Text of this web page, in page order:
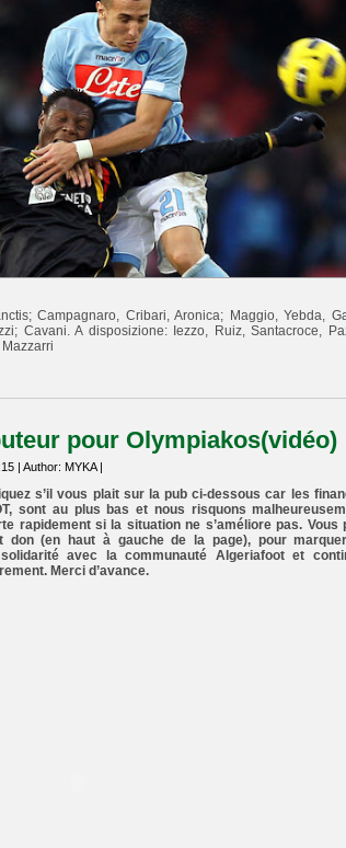
Campagnaro, Cribari, Aronica; Maggio, Yebda,
Cavani. A disposizione: Iezzo, Ruiz, Santacroce,
pour Olympiakos(vidéo)
| Author: MYKA |
s’il vous plait sur la pub ci-dessous car les
sont au plus bas et nous risquons
rapidement si la situation ne s’améliore pas. Vous
(en haut à gauche de la page), pour marquer
avec la communauté Algeriafoot et
Merci d’avance.